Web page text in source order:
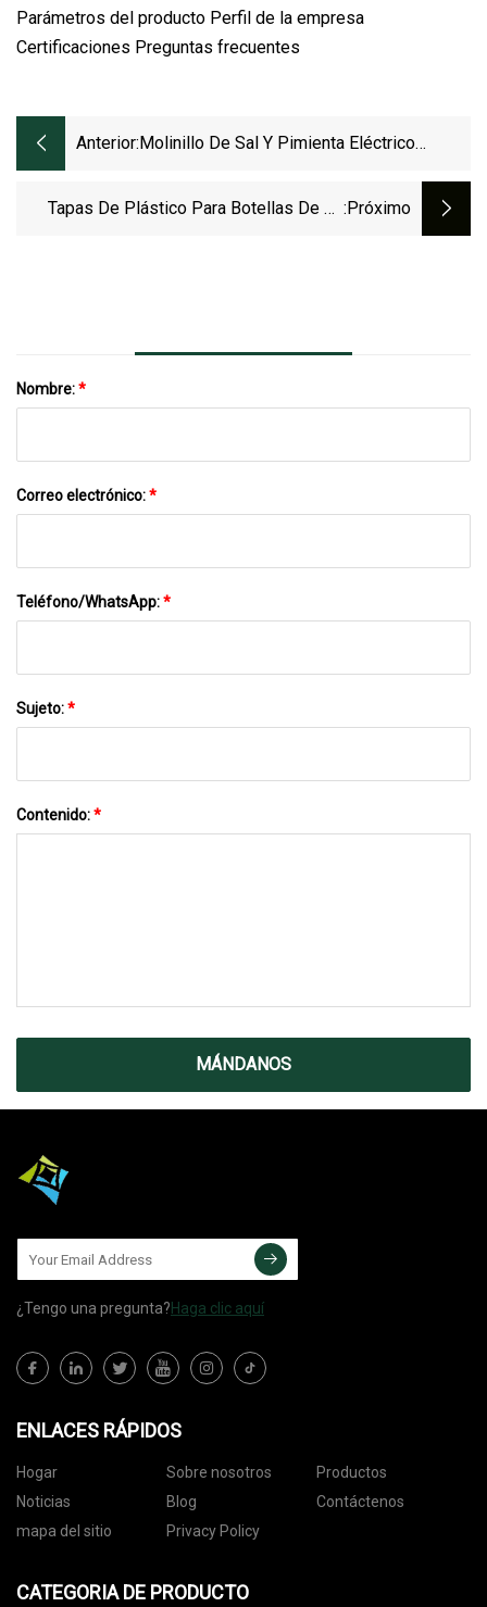
Parámetros del producto Perfil de la empresa
Certificaciones Preguntas frecuentes
Anterior: Molinillo De Sal Y Pimienta Eléctrico
Wbb27321
Tapas De Plástico Para Botellas De 55 :próximo
Nombre:*
Correo electrónico:*
Teléfono/WhatsApp:*
Sujeto:*
Contenido:*
MÁNDANOS
¿Tengo una pregunta?Haga clic aquí
ENLACES RÁPIDOS
Hogar Sobre nosotros
Productos
Noticias
Blog
Contáctenos
mapa del sitio
Privacy Policy
CATEGORIA DE PRODUCTO